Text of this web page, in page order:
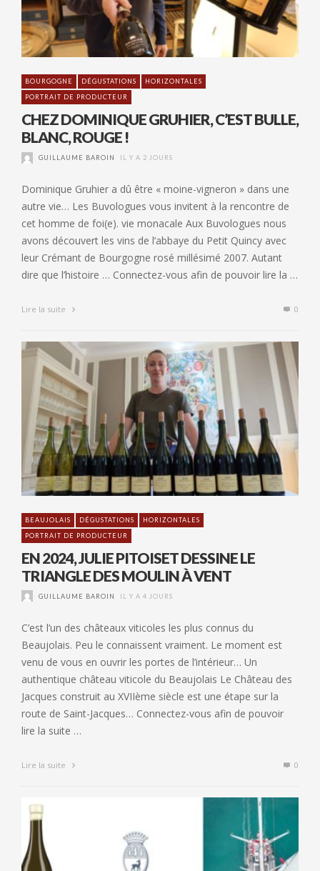
BOURGOGNE DÉGUSTATIONS
HORIZONTALES
PORTRAIT DE PRODUCTEUR
CHEZ DOMINIQUE GRUHIER, C’EST BULLE,
BLANC, ROUGE !
GUILLAUME BAROIN IL Y A 2 JOURS
Dominique Gruhier a dû être « moine-vigneron » dans une
autre vie… Les Buvologues vous invitent à la rencontre de
cet homme de foi(e). vie monacale Aux Buvologues nous
avons découvert les vins de l’abbaye du Petit Quincy avec
leur Crémant de Bourgogne rosé millésimé 2007. Autant
dire que l’histoire … Connectez-vous afin de pouvoir lire la …
Lire la suite 0
BEAUJOLAIS DÉGUSTATIONS
HORIZONTALES
PORTRAIT DE PRODUCTEUR
EN 2024, JULIE PITOISET DESSINE LE
TRIANGLE DES MOULIN À VENT
GUILLAUME BAROIN IL Y A 4 JOURS
C’est l’un des châteaux viticoles les plus connus du
Beaujolais. Peu le connaissent vraiment. Le moment est
venu de vous en ouvrir les portes de l’intérieur… Un
authentique château viticole du Beaujolais Le Château des
Jacques construit au XVIIème siècle est une étape sur la
route de Saint-Jacques… Connectez-vous afin de pouvoir
lire la suite …
Lire la suite 0